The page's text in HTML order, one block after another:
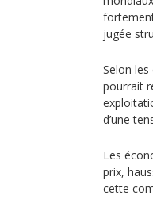
jugée
Selon
pourrait
d’une
Les
prix,
cette